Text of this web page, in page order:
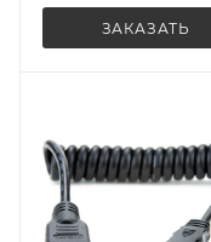
ЗАКАЗАТЬ